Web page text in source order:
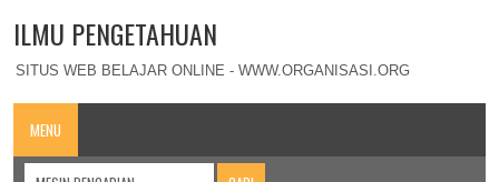
ILMU PENGETAHUAN
SITUS WEB BELAJAR ONLINE - WWW.ORGANISASI.ORG
MENU